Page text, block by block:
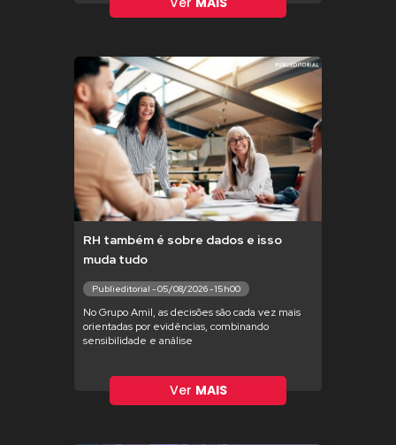
RH também é sobre dados e isso
muda tudo
Publieditorial - 05/08/2026 - 15h00
No Grupo Amil, as decisões são cada vez mais
orientadas por evidências, combinando
sensibilidade e análise
Ver MAIS